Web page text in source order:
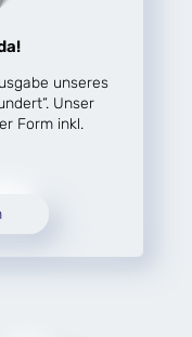
unseres
Unser
Form inkl.